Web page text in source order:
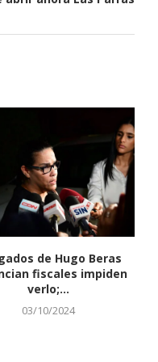
hijo que Dios me
pudo...
04/09/2023
PARCELARIA.